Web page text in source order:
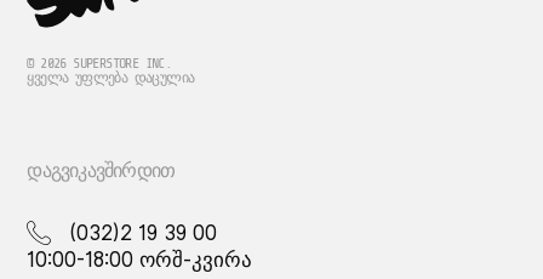
© 2026 SUPERSTORE INC.
ᲧᲕᲔᲚᲐ ᲣᲤᲚᲔᲑᲐ ᲓᲐᲪᲣᲚᲘᲐ
ᲓᲐᲒᲕᲘᲙᲐᲕᲨᲘᲠᲓᲘᲗ
(032)2 19 39 00
10:00-18:00 ორშ-კვირა